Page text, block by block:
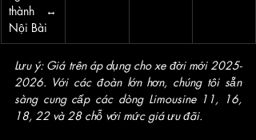
thành ↔
Nội Bài
Lưu ý: Giá trên áp dụng cho xe đời mới 2025-
2026. Với các đoàn lớn hơn, chúng tôi sẵn
sàng cung cấp các dòng Limousine 11, 16,
18, 22 và 28 chỗ với mức giá ưu đãi.